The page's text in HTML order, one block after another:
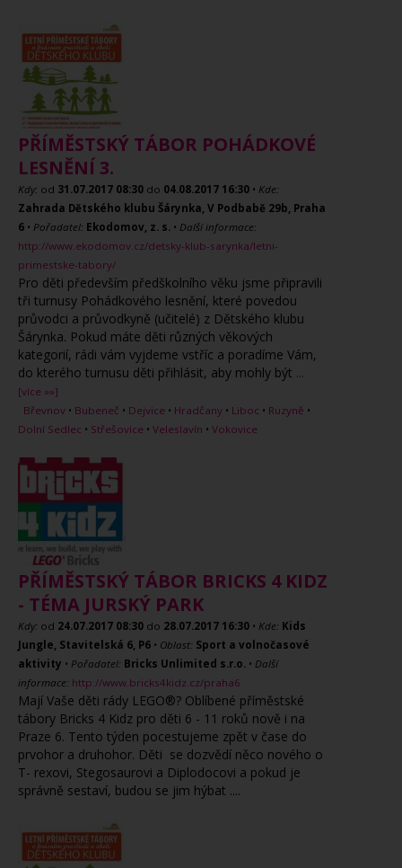
PŘÍMĚSTSKÝ TÁBOR POHÁDKOVÉ
LESNĚNÍ 3.
Kdy: od 31.07.2017 08:30 do 04.08.2017 16:30 • Kde:
Zahrada Dětského klubu Šárynka, V Podbabě 29b, Praha
6 • Pořadatel: Ekodomov, z. s. • Další informace:
http://www.ekodomov.cz/detsky-klub-sarynka/letni-
primestske-tabory/
Pro děti především předškolního věku jsme připravili
tři turnusy Pohádkového lesnění, které povedou
průvodci a průvodkyně (učitelé) z Dětského klubu
Šárynka. Pokud máte děti různých věkových
kategorií, rádi vám vyjdeme vstříc a poradíme Vám,
do kterého turnusu děti přihlásit, aby mohly být ...
[více »»]
Břevnov • Bubeneč • Dejvice • Hradčany • Liboc • Ruzyně •
Dolní Sedlec • Střešovice • Veleslavín • Vokovice
PŘÍMĚSTSKÝ TÁBOR BRICKS 4 KIDZ
- TÉMA JURSKÝ PARK
Kdy: od 24.07.2017 08:30 do 28.07.2017 16:30 • Kde: Kids
Jungle, Stavitelská 6, P6 • Oblast: Sport a volnočasové
aktivity • Pořadatel: Bricks Unlimited s.r.o. • Další
informace: http://www.bricks4kidz.cz/praha6
Mají Vaše děti rády LEGO®? Oblíbené příměstské
tábory Bricks 4 Kidz pro děti 6 - 11 roků nově i na
Praze 6. Tento týden pocestujeme zpět v čase do
prvohor a druhohor. Děti se dozvědí něco nového o
T- rexovi, Stegosaurovi a Diplodocovi a pokud je
správně sestaví, budou se jim hýbat ....